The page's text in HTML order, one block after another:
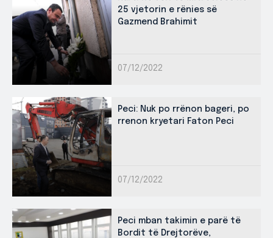
25 vjetorin e rënies së
Gazmend Brahimit
07/12/2022
Peci: Nuk po rrënon bageri, po
rrenon kryetari Faton Peci
07/12/2022
Peci mban takimin e parë të
Bordit të Drejtorëve,